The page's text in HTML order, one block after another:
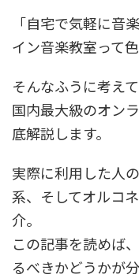
「自宅で気軽に音
イン音楽教室って
そんなふうに考え
国内最大級のオン
底解説します。
実際に利用した人
系、そしてオルコ
介。
この記事を読めば
るべきかどうかが分